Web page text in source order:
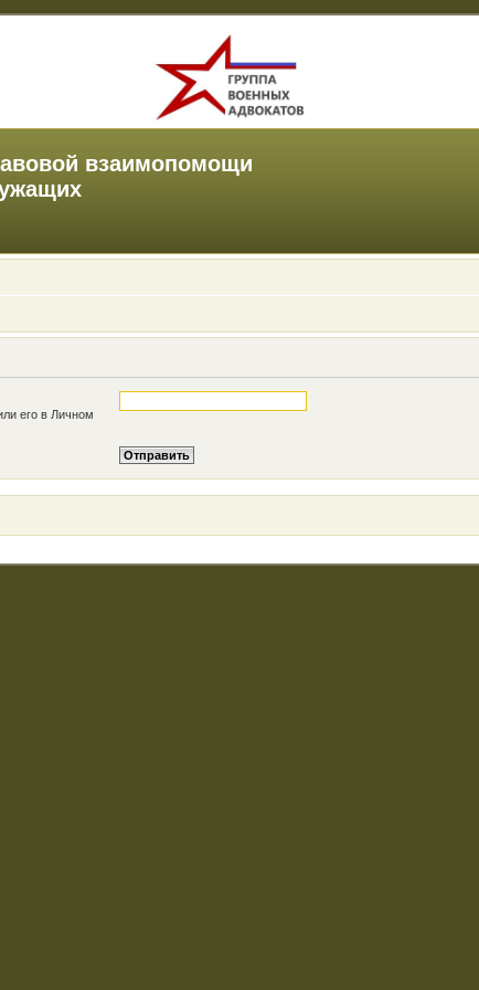
взаимопомощи
его в Личном